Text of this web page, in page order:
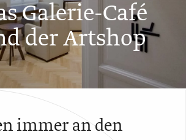
Galerie-Café
der Artshop
immer an den